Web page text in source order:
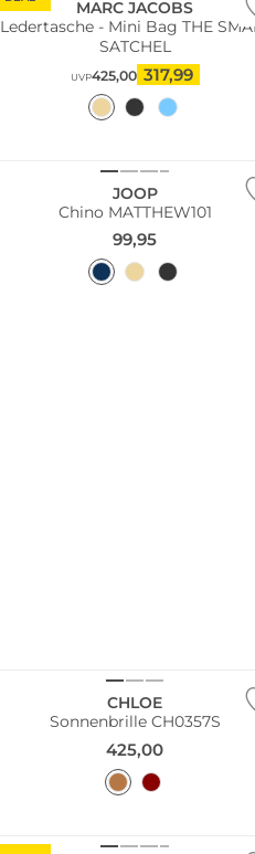
MARC JACOBS
Ledertasche - Mini Bag THE
SATCHEL
UVP425,00 317,99
JOOP
Chino MATTHEW101
99,95
CHLOE
Sonnenbrille CH0357S
425,00